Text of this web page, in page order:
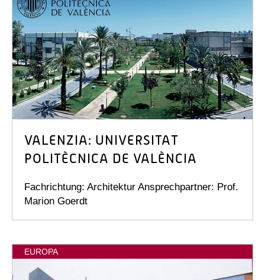
VALENZIA: UNIVERSITAT
POLITÈCNICA DE VALÈNCIA
Fachrichtung: Architektur Ansprechpartner: Prof.
Marion Goerdt
EUROPA